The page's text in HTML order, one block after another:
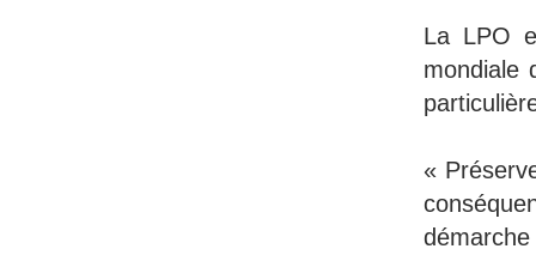
La LPO
mondiale
«